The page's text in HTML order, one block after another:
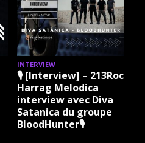
INTERVIEW
🎙 [Interview] – 213Rock
Harrag Melodica
interview avec Diva
Satanica du groupe
BloodHunter🎙